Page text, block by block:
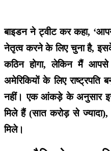
बाइडन ने ट्वीट कर कहा,
नेतृत्व करने के लिए चुना है,
कठिन होगा, लेकिन मैं
अमेरिकियों के लिए राष्ट्रपति
नहीं। एक आंकड़े के अनुसार
मिले हैं (सात करोड़ से ज्यादा),
मिले।